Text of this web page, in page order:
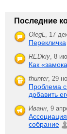
Последние
OlegL, 17
Перекличка
REDkiy, 8
Как
fhunter, 29
Проблема с
добавить
Иванн, 9
собрание